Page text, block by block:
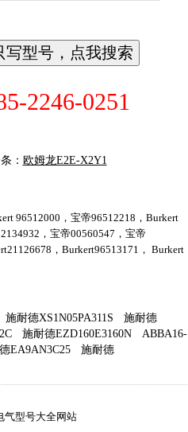
2246-0251
： 欧姆龙E2E-X2Y1
96512000，宝帝96512218，Burkert
，宝帝00560547，宝帝
，Burkert96513171， Burkert
施耐德XS1N05PA311S
施耐德
施耐德EZD160E3160N
ABBA16-
EA9AN3C25
施耐德
气型号大全网站